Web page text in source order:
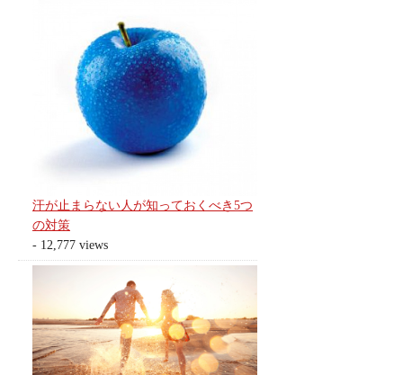
汗が止まらない人が知っておくべき5つ
の対策
- 12,777 views